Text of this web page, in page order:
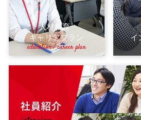
人材教育･
キャリアプラン
education / career plan
イ